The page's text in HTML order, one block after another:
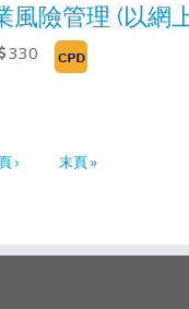
險管理 (以網
330
› 末頁 »